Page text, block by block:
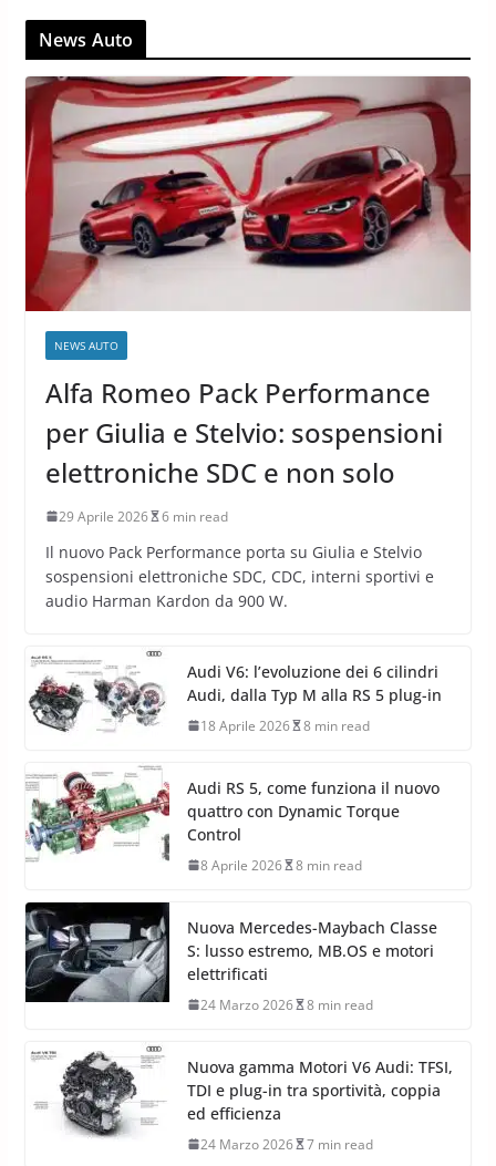
News Auto
NEWS AUTO
Alfa Romeo Pack Performance
per Giulia e Stelvio: sospensioni
elettroniche SDC e non solo
29 Aprile 2026 6 min read
Il nuovo Pack Performance porta su Giulia e Stelvio
sospensioni elettroniche SDC, CDC, interni sportivi e
audio Harman Kardon da 900 W.
Audi V6: l’evoluzione dei 6 cilindri
Audi, dalla Typ M alla RS 5 plug-in
18 Aprile 2026 8 min read
Audi RS 5, come funziona il nuovo
quattro con Dynamic Torque
Control
8 Aprile 2026 8 min read
Nuova Mercedes-Maybach Classe
S: lusso estremo, MB.OS e motori
elettrificati
24 Marzo 2026 8 min read
Nuova gamma Motori V6 Audi: TFSI,
TDI e plug-in tra sportività, coppia
ed efficienza
24 Marzo 2026 7 min read